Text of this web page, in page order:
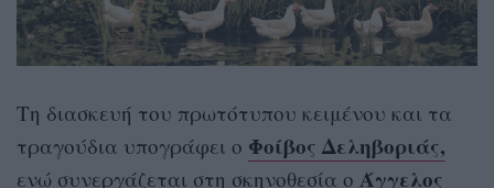
Τη διασκευή του πρωτότυπου κειμένου και τα
τραγούδια υπογράφει ο Φοίβος Δεληβοριάς,
ενώ συνεργάζεται στη σκηνοθεσία ο Άγγελος